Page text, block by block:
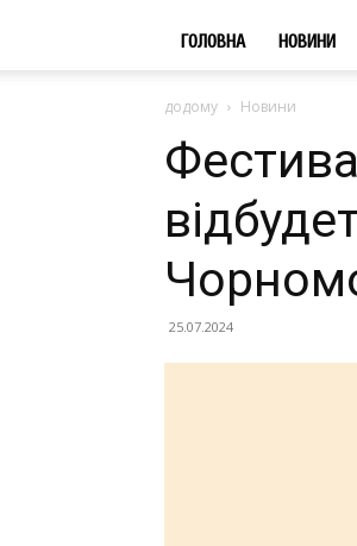
ГОЛОВНА НОВИНИ
додому Новини
25.07.2024